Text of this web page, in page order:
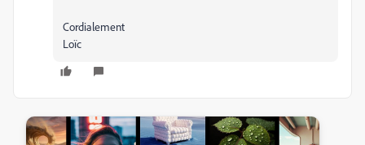
Cordialement
Loïc